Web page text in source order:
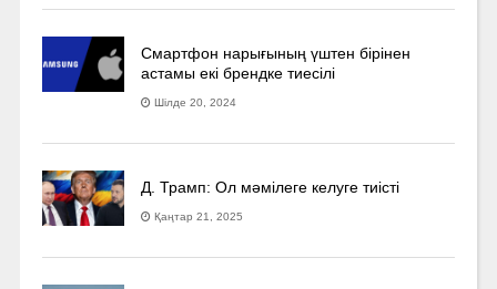
Смартфон нарығының үштен бірінен
астамы екі брендке тиесілі
Шілде 20, 2024
Д. Трамп: Ол мәмілеге келуге тиісті
Қаңтар 21, 2025